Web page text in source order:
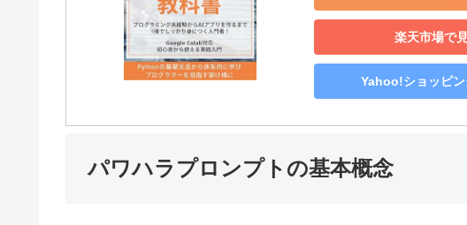
楽天市場で
Yahoo!ショッピン
パワハラプロンプトの基本概念